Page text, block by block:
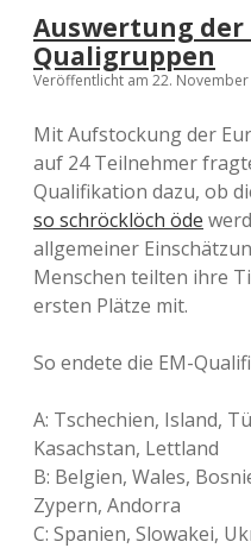
Auswertung der
Qualigruppen
Veröffentlicht am 22. November
Mit Aufstockung der
auf 24 Teilnehmer
Qualifikation dazu, ob
so schröcklöch öde
allgemeiner
Menschen teilten ihre
ersten Plätze mit.
So endete die EM-
A: Tschechien, Island,
Kasachstan, Lettland
B: Belgien, Wales,
Zypern, Andorra
C: Spanien, Slowakei,